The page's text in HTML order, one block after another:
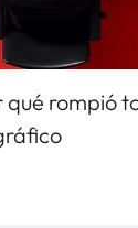
rompió